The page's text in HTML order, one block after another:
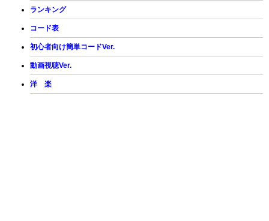
ランキング
コード表
初心者向け簡単コードVer.
動画視聴Ver.
洋 楽